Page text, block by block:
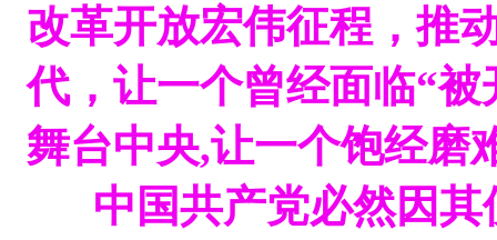
改革开放宏伟征程，推
代，让一个曾经面临“
舞台中央,让一个饱经
中国共产党必然因其